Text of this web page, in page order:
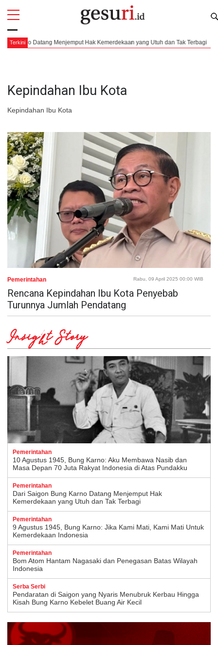
Terkini
Datang Menjemput Hak Kemerdekaan yang Utuh dan Tak Terbagi
Kepindahan Ibu Kota
Kepindahan Ibu Kota
All
Pemerintahan Rabu, 09 April 2025 00:00 WIB
Rencana Kepindahan Ibu Kota Penyebab
Turunnya Jumlah Pendatang
Insight Story
Pemerintahan
10 Agustus 1945, Bung Karno: Aku Membawa Nasib dan
Masa Depan 70 Juta Rakyat Indonesia di Atas Pundakku
Pemerintahan
Dari Saigon Bung Karno Datang Menjemput Hak
Kemerdekaan yang Utuh dan Tak Terbagi
Pemerintahan
9 Agustus 1945, Bung Karno: Jika Kami Mati, Kami Mati Untuk
Kemerdekaan Indonesia
Pemerintahan
Bom Atom Hantam Nagasaki dan Penegasan Batas Wilayah
Indonesia
Serba Serbi
Pendaratan di Saigon yang Nyaris Menubruk Kerbau Hingga
Kisah Bung Karno Kebelet Buang Air Kecil